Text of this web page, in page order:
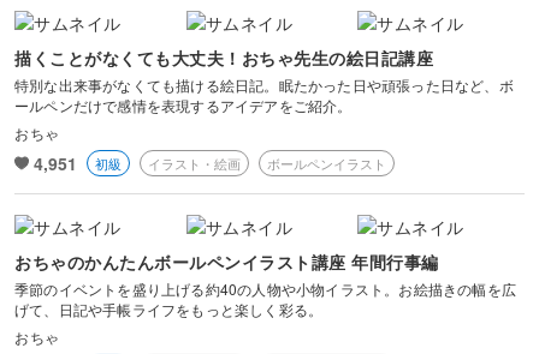
描くことがなくても大丈夫！おちゃ先生の絵日記講座
特別な出来事がなくても描ける絵日記。眠たかった日や頑張った日など、ボ
ールペンだけで感情を表現するアイデアをご紹介。
おちゃ
4,951 初級 イラスト・絵画 ボールペンイラスト
おちゃのかんたんボールペンイラスト講座 年間行事編
季節のイベントを盛り上げる約40の人物や小物イラスト。お絵描きの幅を広
げて、日記や手帳ライフをもっと楽しく彩る。
おちゃ